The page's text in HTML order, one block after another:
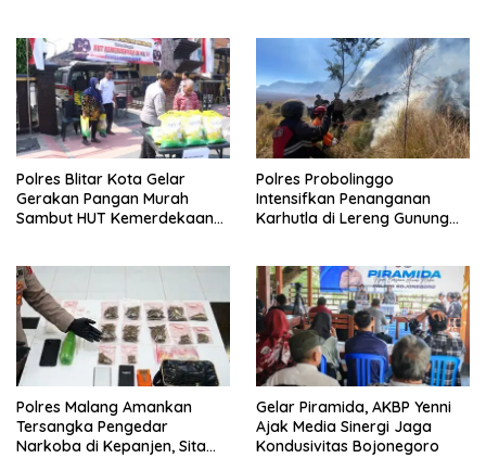
Polres Blitar Kota Gelar
Gerakan Pangan Murah
Sambut HUT Kemerdekaan
Polres Probolinggo
Intensifkan Penanganan
Karhutla di Lereng Gunung
Polres Malang Amankan
Tersangka Pengedar
Narkoba di Kepanjen, Sita
Gelar Piramida, AKBP Yenni
Ajak Media Sinergi Jaga
Kondusivitas Bojonegoro